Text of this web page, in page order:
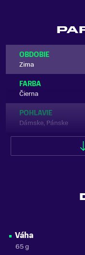
OBDOBIE
Zima
FARBA
Čierna
POHLAVIE
Dámske, Pánske
Váha
65 g